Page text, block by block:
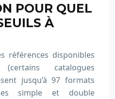
POUR QUEL
À
références disponibles
catalogues
jusqu’à 97 formats
simple et double